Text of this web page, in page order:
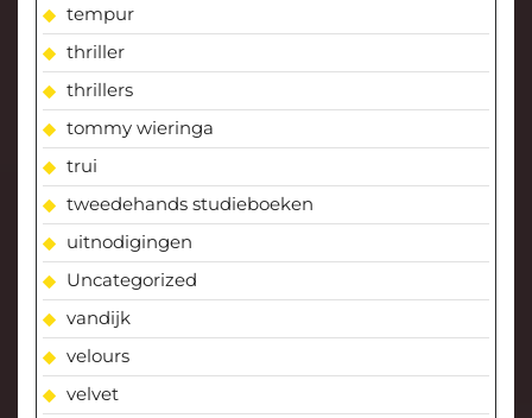
tempur
thriller
thrillers
tommy wieringa
trui
tweedehands studieboeken
uitnodigingen
Uncategorized
vandijk
velours
velvet